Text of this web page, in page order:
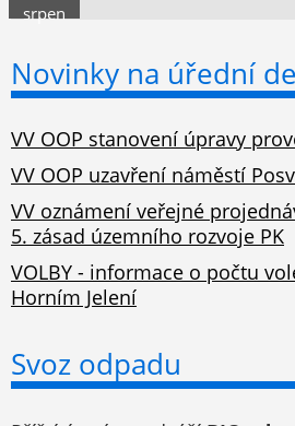
srpen
Novinky na úřední
VV OOP stanovení úpravy
VV OOP uzavření náměstí
VV oznámení veřejné
5. zásad územního rozvoje PK
VOLBY - informace o počtu
Horním Jelení
Svoz odpadu